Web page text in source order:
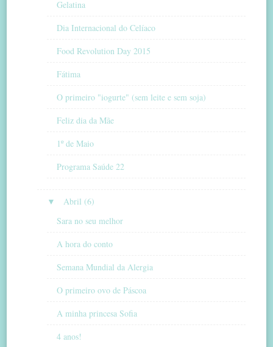
Gelatina
Dia Internacional do Celíaco
Food Revolution Day 2015
Fátima
O primeiro "iogurte" (sem leite e sem soja)
Feliz dia da Mãe
1º de Maio
Programa Saúde 22
▼
Abril (6)
Sara no seu melhor
A hora do conto
Semana Mundial da Alergia
O primeiro ovo de Páscoa
A minha princesa Sofia
4 anos!